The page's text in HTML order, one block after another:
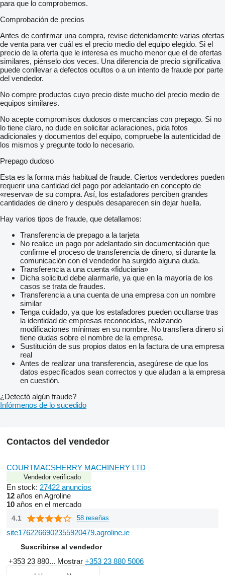
para que lo comprobemos.
Comprobación de precios
Antes de confirmar una compra, revise detenidamente varias ofertas
de venta para ver cuál es el precio medio del equipo elegido. Si el
precio de la oferta que le interesa es mucho menor que el de ofertas
similares, piénselo dos veces. Una diferencia de precio significativa
puede conllevar a defectos ocultos o a un intento de fraude por parte
del vendedor.
No compre productos cuyo precio diste mucho del precio medio de
equipos similares.
No acepte compromisos dudosos o mercancías con prepago. Si no
lo tiene claro, no dude en solicitar aclaraciones, pida fotos
adicionales y documentos del equipo, compruebe la autenticidad de
los mismos y pregunte todo lo necesario.
Prepago dudoso
Esta es la forma más habitual de fraude. Ciertos vendedores pueden
requerir una cantidad del pago por adelantado en concepto de
«reserva» de su compra. Así, los estafadores perciben grandes
cantidades de dinero y después desaparecen sin dejar huella.
Hay varios tipos de fraude, que detallamos:
Transferencia de prepago a la tarjeta
No realice un pago por adelantado sin documentación que
confirme el proceso de transferencia de dinero, si durante la
comunicación con el vendedor ha surgido alguna duda.
Transferencia a una cuenta «fiduciaria»
Dicha solicitud debe alarmarle, ya que en la mayoría de los
casos se trata de fraudes.
Transferencia a una cuenta de una empresa con un nombre
similar
Tenga cuidado, ya que los estafadores pueden ocultarse tras
la identidad de empresas reconocidas, realizando
modificaciones mínimas en su nombre. No transfiera dinero si
tiene dudas sobre el nombre de la empresa.
Sustitución de sus propios datos en la factura de una empresa
real
Antes de realizar una transferencia, asegúrese de que los
datos especificados sean correctos y que aludan a la empresa
en cuestión.
¿Detectó algún fraude?
Infórmenos de lo sucedido
Contactos del vendedor
COURTMACSHERRY MACHINERY LTD
Vendedor verificado
En stock: 27422 anuncios
12 años en Agroline
10 años en el mercado
4.1 58 reseñas
site1762266902355920479.agroline.ie
Suscribirse al vendedor
+353 23 880... Mostrar +353 23 880 5006